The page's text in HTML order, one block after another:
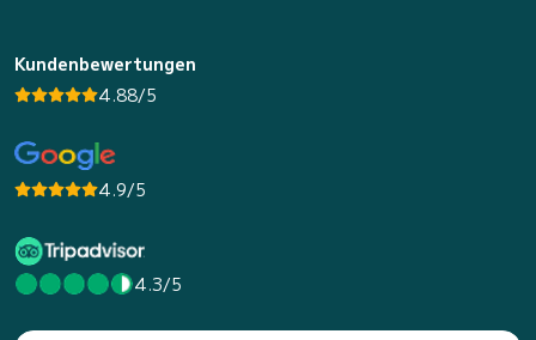
Kundenbewertungen
4.88/5
4.9/5
4.3/5